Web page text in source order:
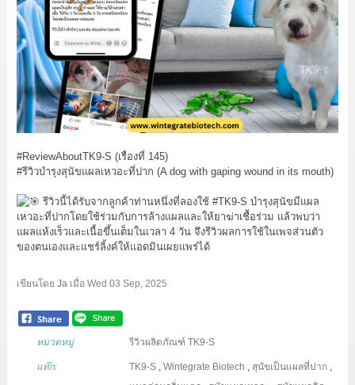
#ReviewAboutTK9-S (เรื่องที่ 145)
#รีวิวบำรุงสุนัขแผลเหวอะที่ปาก (A dog with gaping wound in its mouth)
รีวิวนี้ได้รับจากลูกค้าท่านหนึ่งที่ลองใช้ #TK9-S บำรุงสุนัขมีแผล
เหวอะที่ปากโดยใช้ร่วมกับการล้างแผลและให้ยาฆ่าเชื้อร่วม แล้วพบว่า
แผลแห้งเร็วและเนื้อขึ้นเต็มในเวลา 4 วัน จึงรีวิวผลการใช้ในเพจส่วนตัว
ของตนเองและแชร์ลิ้งค์ให้แอดมินเผยแพร่ได้
เขียนโดย Jaเมื่อ Wed 03 Sep, 2025
หมวดหมู่ รีวิวผลิตภัณฑ์ TK9-S
แท๊ก: TK9-S ,Wintegrate Biotech , สุนัขเป็นแผลที่ปาก ,